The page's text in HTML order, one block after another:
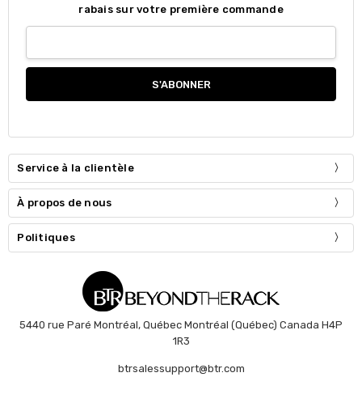
rabais sur votre première commande
Service à la clientèle
À propos de nous
Politiques
5440 rue Paré Montréal, Québec Montréal (Québec) Canada H4P
1R3
btrsalessupport@btr.com